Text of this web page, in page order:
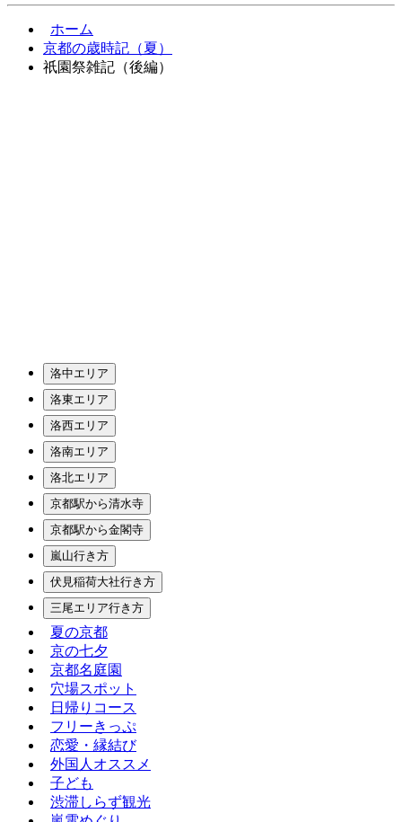
ホーム
京都の歳時記（夏）
祇園祭雑記（後編）
洛中エリア
洛東エリア
洛西エリア
洛南エリア
洛北エリア
京都駅から清水寺
京都駅から金閣寺
嵐山行き方
伏見稲荷大社行き方
三尾エリア行き方
夏の京都
京の七夕
京都名庭園
穴場スポット
日帰りコース
フリーきっぷ
恋愛・縁結び
外国人オススメ
子ども
渋滞しらず観光